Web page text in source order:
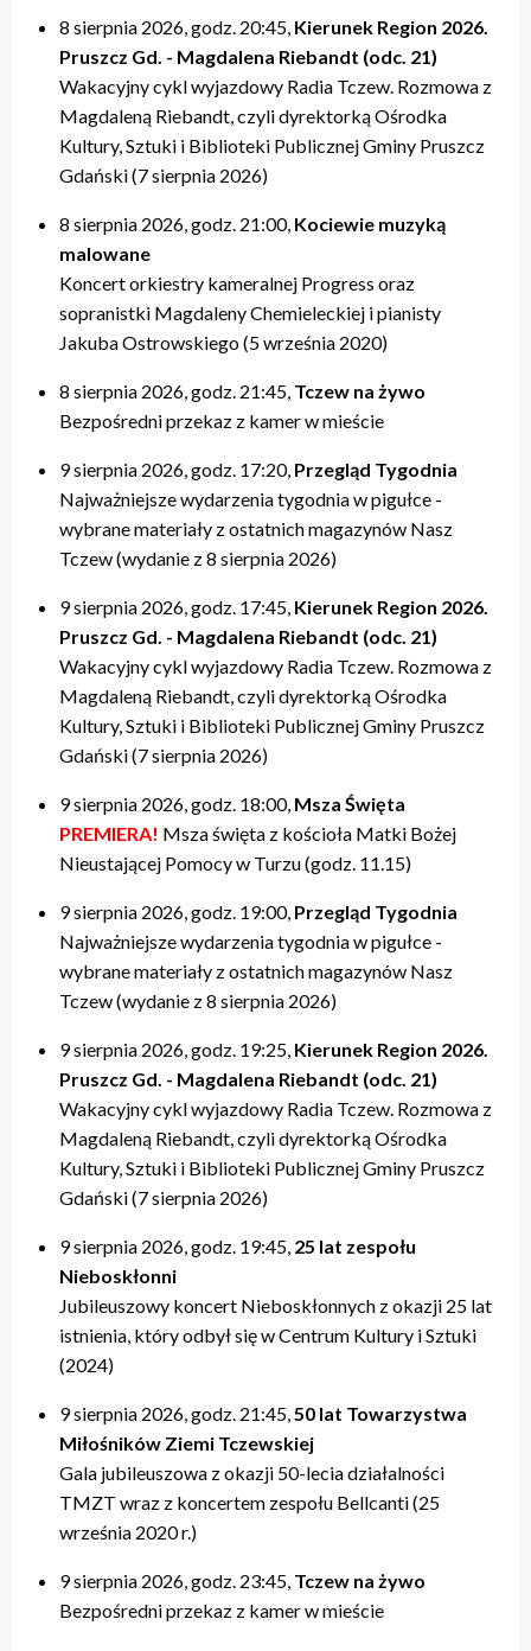
8 sierpnia 2026, godz. 20:45, Kierunek Region 2026.
Pruszcz Gd. - Magdalena Riebandt (odc. 21)
Wakacyjny cykl wyjazdowy Radia Tczew. Rozmowa z
Magdaleną Riebandt, czyli dyrektorką Ośrodka
Kultury, Sztuki i Biblioteki Publicznej Gminy Pruszcz
Gdański (7 sierpnia 2026)
8 sierpnia 2026, godz. 21:00, Kociewie muzyką
malowane
Koncert orkiestry kameralnej Progress oraz
sopranistki Magdaleny Chemieleckiej i pianisty
Jakuba Ostrowskiego (5 września 2020)
8 sierpnia 2026, godz. 21:45, Tczew na żywo
Bezpośredni przekaz z kamer w mieście
9 sierpnia 2026, godz. 17:20, Przegląd Tygodnia
Najważniejsze wydarzenia tygodnia w pigułce -
wybrane materiały z ostatnich magazynów Nasz
Tczew (wydanie z 8 sierpnia 2026)
9 sierpnia 2026, godz. 17:45, Kierunek Region 2026.
Pruszcz Gd. - Magdalena Riebandt (odc. 21)
Wakacyjny cykl wyjazdowy Radia Tczew. Rozmowa z
Magdaleną Riebandt, czyli dyrektorką Ośrodka
Kultury, Sztuki i Biblioteki Publicznej Gminy Pruszcz
Gdański (7 sierpnia 2026)
9 sierpnia 2026, godz. 18:00, Msza Święta
PREMIERA! Msza święta z kościoła Matki Bożej
Nieustającej Pomocy w Turzu (godz. 11.15)
9 sierpnia 2026, godz. 19:00, Przegląd Tygodnia
Najważniejsze wydarzenia tygodnia w pigułce -
wybrane materiały z ostatnich magazynów Nasz
Tczew (wydanie z 8 sierpnia 2026)
9 sierpnia 2026, godz. 19:25, Kierunek Region 2026.
Pruszcz Gd. - Magdalena Riebandt (odc. 21)
Wakacyjny cykl wyjazdowy Radia Tczew. Rozmowa z
Magdaleną Riebandt, czyli dyrektorką Ośrodka
Kultury, Sztuki i Biblioteki Publicznej Gminy Pruszcz
Gdański (7 sierpnia 2026)
9 sierpnia 2026, godz. 19:45, 25 lat zespołu
Nieboskłonni
Jubileuszowy koncert Nieboskłonnych z okazji 25 lat
istnienia, który odbył się w Centrum Kultury i Sztuki
(2024)
9 sierpnia 2026, godz. 21:45, 50 lat Towarzystwa
Miłośników Ziemi Tczewskiej
Gala jubileuszowa z okazji 50-lecia działalności
TMZT wraz z koncertem zespołu Bellcanti (25
września 2020 r.)
9 sierpnia 2026, godz. 23:45, Tczew na żywo
Bezpośredni przekaz z kamer w mieście